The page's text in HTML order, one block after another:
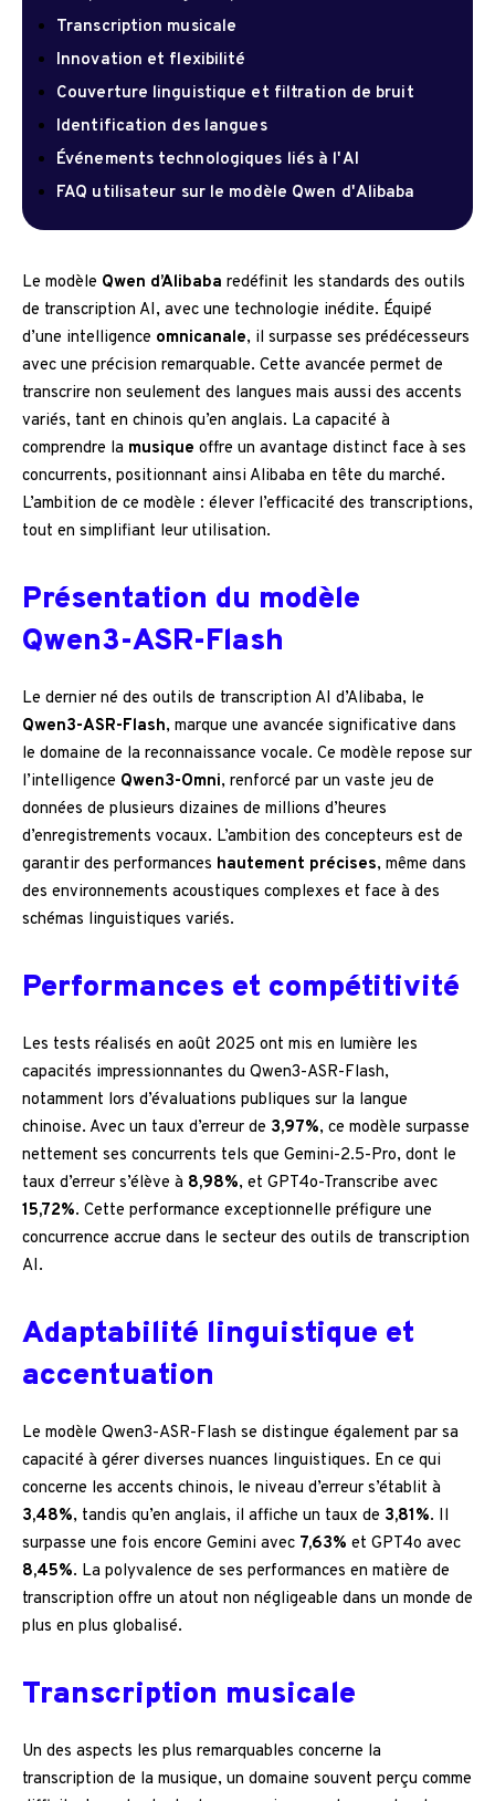
Transcription musicale
Innovation et flexibilité
Couverture linguistique et filtration de bruit
Identification des langues
Événements technologiques liés à l'AI
FAQ utilisateur sur le modèle Qwen d'Alibaba
Le modèle Qwen d’Alibaba redéfinit les standards des outils
de transcription AI, avec une technologie inédite. Équipé
d’une intelligence omnicanale, il surpasse ses prédécesseurs
avec une précision remarquable. Cette avancée permet de
transcrire non seulement des langues mais aussi des accents
variés, tant en chinois qu’en anglais. La capacité à
comprendre la musique offre un avantage distinct face à ses
concurrents, positionnant ainsi Alibaba en tête du marché.
L’ambition de ce modèle : élever l’efficacité des transcriptions,
tout en simplifiant leur utilisation.
Présentation du modèle
Qwen3-ASR-Flash
Le dernier né des outils de transcription AI d’Alibaba, le
Qwen3-ASR-Flash, marque une avancée significative dans
le domaine de la reconnaissance vocale. Ce modèle repose sur
l’intelligence Qwen3-Omni, renforcé par un vaste jeu de
données de plusieurs dizaines de millions d’heures
d’enregistrements vocaux. L’ambition des concepteurs est de
garantir des performances hautement précises, même dans
des environnements acoustiques complexes et face à des
schémas linguistiques variés.
Performances et compétitivité
Les tests réalisés en août 2025 ont mis en lumière les
capacités impressionnantes du Qwen3-ASR-Flash,
notamment lors d’évaluations publiques sur la langue
chinoise. Avec un taux d’erreur de 3,97%, ce modèle surpasse
nettement ses concurrents tels que Gemini-2.5-Pro, dont le
taux d’erreur s’élève à 8,98%, et GPT4o-Transcribe avec
15,72%. Cette performance exceptionnelle préfigure une
concurrence accrue dans le secteur des outils de transcription
AI.
Adaptabilité linguistique et
accentuation
Le modèle Qwen3-ASR-Flash se distingue également par sa
capacité à gérer diverses nuances linguistiques. En ce qui
concerne les accents chinois, le niveau d’erreur s’établit à
3,48%, tandis qu’en anglais, il affiche un taux de 3,81%. Il
surpasse une fois encore Gemini avec 7,63% et GPT4o avec
8,45%. La polyvalence de ses performances en matière de
transcription offre un atout non négligeable dans un monde de
plus en plus globalisé.
Transcription musicale
Un des aspects les plus remarquables concerne la
transcription de la musique, un domaine souvent perçu comme